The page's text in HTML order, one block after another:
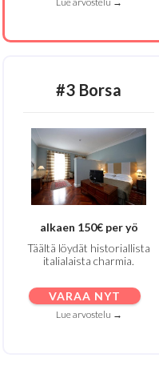
#3 Borsa
alkaen 150€ per yö
Täältä löydät historiallista
italialaista charmia.
VARAA NYT
Lue arvostelu →